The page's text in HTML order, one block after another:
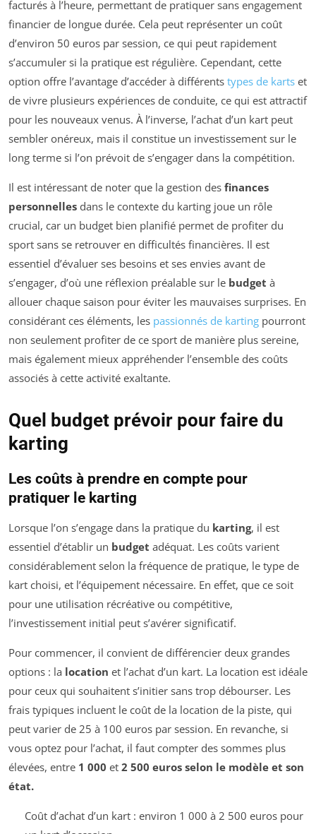
facturés à l’heure, permettant de pratiquer sans engagement
financier de longue durée. Cela peut représenter un coût
d’environ 50 euros par session, ce qui peut rapidement
s’accumuler si la pratique est régulière. Cependant, cette
option offre l’avantage d’accéder à différents types de karts et
de vivre plusieurs expériences de conduite, ce qui est attractif
pour les nouveaux venus. À l’inverse, l’achat d’un kart peut
sembler onéreux, mais il constitue un investissement sur le
long terme si l’on prévoit de s’engager dans la compétition.
Il est intéressant de noter que la gestion des finances
personnelles dans le contexte du karting joue un rôle
crucial, car un budget bien planifié permet de profiter du
sport sans se retrouver en difficultés financières. Il est
essentiel d’évaluer ses besoins et ses envies avant de
s’engager, d’où une réflexion préalable sur le budget à
allouer chaque saison pour éviter les mauvaises surprises. En
considérant ces éléments, les passionnés de karting pourront
non seulement profiter de ce sport de manière plus sereine,
mais également mieux appréhender l’ensemble des coûts
associés à cette activité exaltante.
Quel budget prévoir pour faire du
karting
Les coûts à prendre en compte pour
pratiquer le karting
Lorsque l’on s’engage dans la pratique du karting, il est
essentiel d’établir un budget adéquat. Les coûts varient
considérablement selon la fréquence de pratique, le type de
kart choisi, et l’équipement nécessaire. En effet, que ce soit
pour une utilisation récréative ou compétitive,
l’investissement initial peut s’avérer significatif.
Pour commencer, il convient de différencier deux grandes
options : la location et l’achat d’un kart. La location est idéale
pour ceux qui souhaitent s’initier sans trop débourser. Les
frais typiques incluent le coût de la location de la piste, qui
peut varier de 25 à 100 euros par session. En revanche, si
vous optez pour l’achat, il faut compter des sommes plus
élevées, entre 1 000 et 2 500 euros selon le modèle et son
état.
Coût d’achat d’un kart : environ 1 000 à 2 500 euros pour